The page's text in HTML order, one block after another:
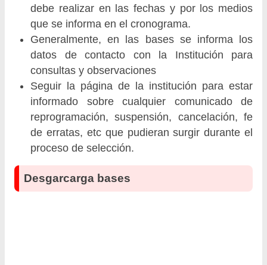
debe realizar en las fechas y por los medios
que se informa en el cronograma.
Generalmente, en las bases se informa los
datos de contacto con la Institución para
consultas y observaciones
Seguir la página de la institución para estar
informado sobre cualquier comunicado de
reprogramación, suspensión, cancelación, fe
de erratas, etc que pudieran surgir durante el
proceso de selección.
Desgarcarga bases